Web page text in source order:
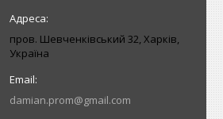
пров. Шевченківський 32, Харків,
Україна
damian.prom@gmail.com